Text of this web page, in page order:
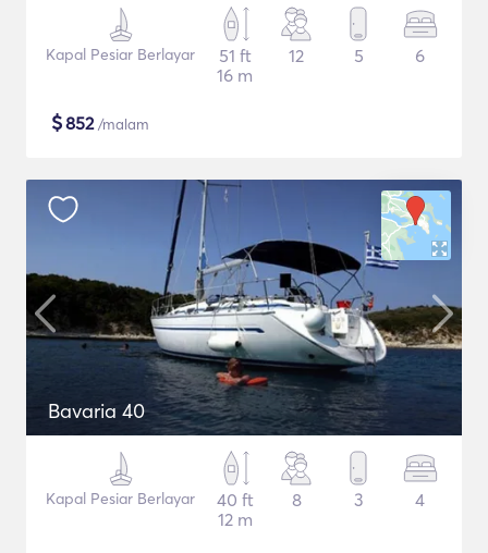
Kapal Pesiar Berlayar
51 ft
16 m
12 5 6
$852/malam
Bavaria 40
Kapal Pesiar Berlayar
40 ft
12 m
8 3 4